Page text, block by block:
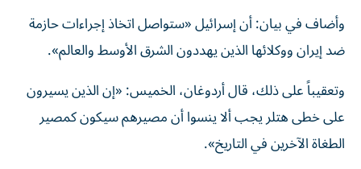
وأضاف في بيان: أن إسرائيل «ستواصل اتخاذ إجراءات حازمة
ضد إيران ووكلائها الذين يهددون الشرق الأوسط والعالم».
وتعقيباً على ذلك، قال أردوغان، الخميس: «إن الذين يسيرون
على خطى هتلر يجب ألا ينسوا أن مصيرهم سيكون كمصير
الطغاة الآخرين في التاريخ».